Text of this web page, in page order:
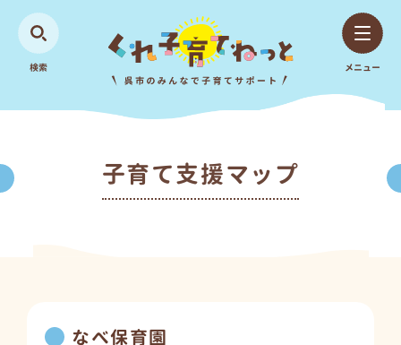
検索 メニュー
子育て支援マップ
なべ保育園